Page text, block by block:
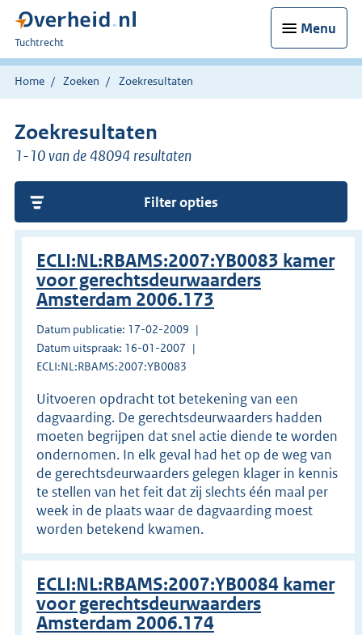
Menu
U
bent
hier:
Tuchtrecht
Home Zoeken Zoekresultaten
Zoekresultaten
1-10 van de 48094 resultaten
Filter opties
ECLI:NL:RBAMS:2007:YB0083 kamer
voor gerechtsdeurwaarders
Amsterdam 2006.173
Datum publicatie: 17-02-2009
Datum uitspraak: 16-01-2007
ECLI:NL:RBAMS:2007:YB0083
Uitvoeren opdracht tot betekening van een
dagvaarding. De gerechtsdeurwaarders hadden
moeten begrijpen dat snel actie diende te worden
ondernomen. In elk geval had het op de weg van
de gerechtsdeurwaarders gelegen klager in kennis
te stellen van het feit dat zij slechts één maal per
week in de plaats waar de dagvaarding moest
worden betekend kwamen.
ECLI:NL:RBAMS:2007:YB0084 kamer
voor gerechtsdeurwaarders
Amsterdam 2006.174